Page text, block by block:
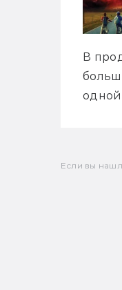
В
Если вы